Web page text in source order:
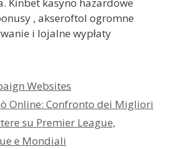
, akseroftol ogromne
i lojalne wypłaty
Websites
Online: Confronto dei Migliori
su Premier League,
e Mondiali